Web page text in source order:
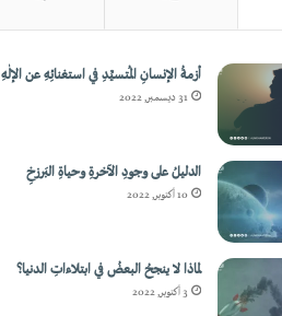
أزمةُ الإنسانِ المُتسيِّدِ في استغنائِهِ عن الإلٰهِ
31 ديسمبر, 2022
الدليلُ على وجودِ الآخرةِ وحياةِ البَرزخِ
10 أكتوبر, 2022
لماذا لا ينجحُ البعضُ في ابتلاءاتِ الدنيا؟
3 أكتوبر, 2022